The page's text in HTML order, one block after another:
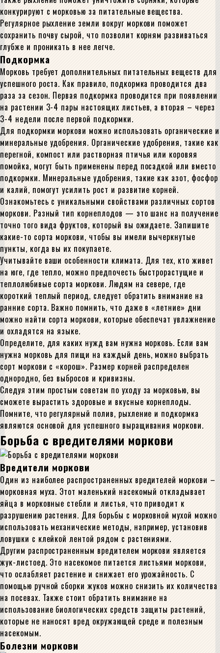
конкурируют с морковью за питательные вещества.
Регулярное рыхление земли вокруг моркови поможет
сохранить почву сырой, что позволит корням развиваться
глубже и проникать в нее легче.
Подкормка
Морковь требует дополнительных питательных веществ для
успешного роста. Как правило, подкормка проводится два
раза за сезон. Первая подкормка проводится при появлении
на растении 3-4 пары настоящих листьев, а вторая – через
3-4 недели после первой подкормки.
Для подкормки моркови можно использовать органические и
минеральные удобрения. Органические удобрения, такие как
перегной, компост или растворная птичья или коровяя
помойка, могут быть применены перед посадкой или вместо
подкормки. Минеральные удобрения, такие как азот, фосфор
и калий, помогут усилить рост и развитие корней.
Ознакомьтесь с уникальными свойствами различных сортов
моркови. Разный тип корнеплодов — это шанс на получение
точно того вида фруктов, который вы ожидаете. Запишите
какие-то сорта моркови, чтобы вы имели вычеркнутые
пункты, когда вы их покупаете.
Учитывайте ваши особенности климата. Для тех, кто живет
на юге, где тепло, можно предпочесть быстрорастущие и
теплолюбивые сорта моркови. Людям на севере, где
короткий теплый период, следует обратить внимание на
ранние сорта. Важно помнить, что даже в «летние» дни
можно найти сорта моркови, которые обеспечат увлажнение
и охладятся на языке.
Определите, для каких нужд вам нужна морковь. Если вам
нужна морковь для пищи на каждый день, можно выбрать
сорт моркови с «корош». Размер корней распределен
однородно, без выбросов и кривизны.
Следуя этим простым советам по уходу за морковью, вы
сможете вырастить здоровые и вкусные корнеплоды.
Помните, что регулярный полив, рыхление и подкормка
являются основой для успешного выращивания моркови.
Борьба с вредителями моркови
Вредители моркови
Один из наиболее распространенных вредителей моркови –
морковная муха. Этот маленький насекомый откладывает
яйца в морковные стебли и листья, что приводит к
разрушению растения. Для борьбы с морковной мухой можно
использовать механические методы, например, установив
ловушки с клейкой лентой рядом с растениями.
Другим распространенным вредителем моркови является
жук-листоед. Это насекомое питается листьями моркови,
что ослабляет растение и снижает его урожайность. С
помощью ручной сборки жуков можно снизить их количества
на посевах. Также стоит обратить внимание на
использование биологических средств защиты растений,
которые не наносят вред окружающей среде и полезным
насекомым.
Болезни моркови